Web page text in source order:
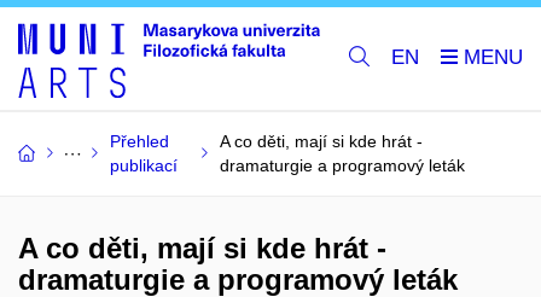
EN
Přehled
publikací
A co děti, mají si kde hrát -
dramaturgie a programový leták
A co děti, mají si kde hrát -
dramaturgie a programový leták